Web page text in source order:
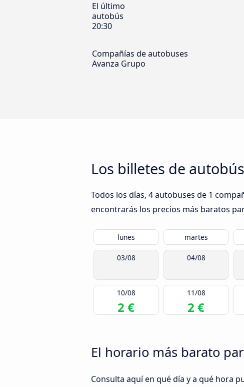
El último
autobús
20:30
Compañías de autobuses
Avanza Grupo
Los billetes de
Todos los días, 4 autobuses de 1
encontrarás los precios más baratos
lunes martes
03/08 04/08
10/08
2 €
11/08
2 €
El horario más barato
Consulta aquí en qué día y a qué hora